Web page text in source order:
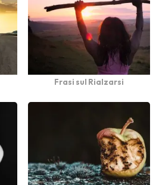
Frasi sul Rialzarsi